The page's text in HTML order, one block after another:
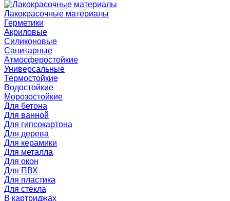
Лакокрасочные материалы
Герметики
Акриловые
Силиконовые
Санитарные
Атмосферостойкие
Универсальные
Термостойкие
Водостойкие
Морозостойкие
Для бетона
Для ванной
Для гипсокартона
Для дерева
Для керамики
Для металла
Для окон
Для ПВХ
Для пластика
Для стекла
В картриджах